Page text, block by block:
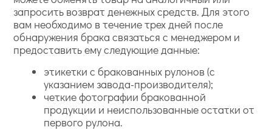
запросить возврат денежных средств. Для этого
вам необходимо в течение трех дней после
обнаружения брака связаться с менеджером и
предоставить ему следующие данные:
этикетки с бракованных рулонов (с
указанием завода-производителя);
четкие фотографии бракованной
продукции и неиспользованные остатки от
первого рулона.